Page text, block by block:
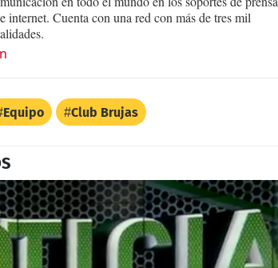
internet. Cuenta con una red con más de tres mil
Equipo Club Brujas